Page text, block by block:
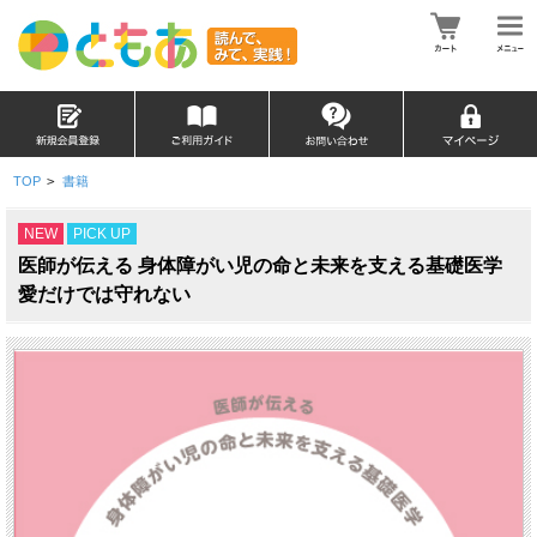
TOP > 書籍
NEW PICK UP
医師が伝える 身体障がい児の命と未来を支える基礎医学
愛だけでは守れない